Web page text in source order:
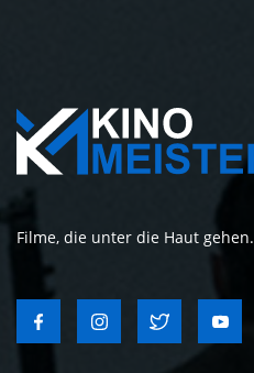
Filme, die unter die Haut gehen.